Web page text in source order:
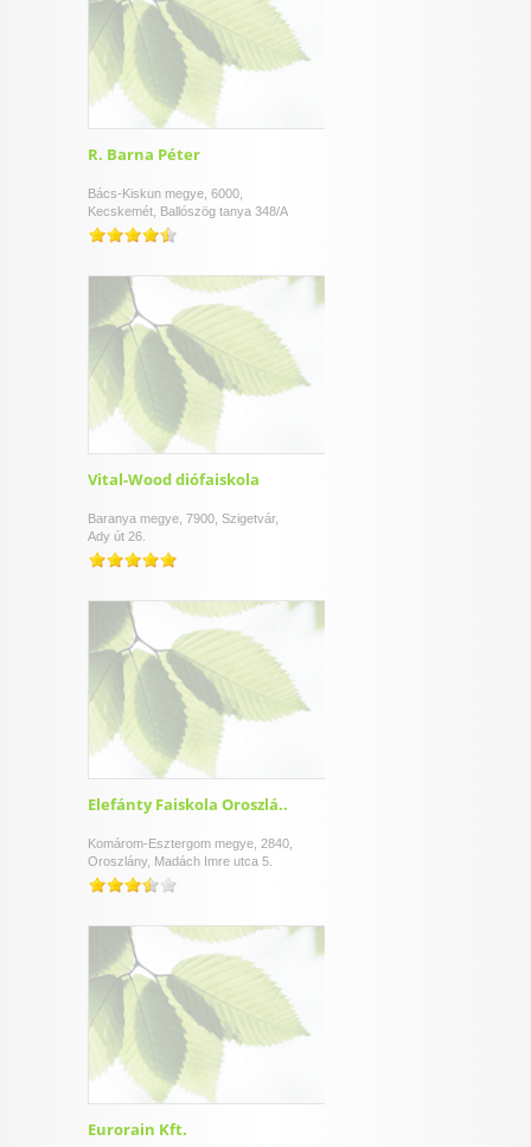
R. Barna Péter
Bács-Kiskun megye, 6000,
Kecskemét, Ballószög tanya 348/A
Vital-Wood diófaiskola
Baranya megye, 7900, Szigetvár,
Ady út 26.
Elefánty Faiskola Oroszlá..
Komárom-Esztergom megye, 2840,
Oroszlány, Madách Imre utca 5.
Eurorain Kft.